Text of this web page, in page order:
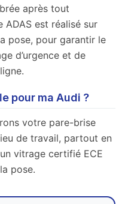
après tout
ADAS est réalisé sur
pose, pour garantir le
d’urgence et de
pour ma Audi ?
votre pare-brise
de travail, partout en
vitrage certifié ECE
pose.